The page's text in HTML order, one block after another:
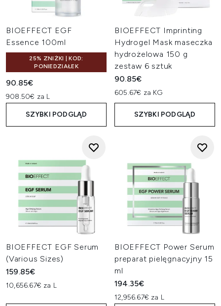
BIOEFFECT EGF
Essence 100ml
25% ZNIŻKI | KOD:
PONIEDZIAŁEK
90.85€
908.50€ za L
SZYBKI PODGLĄD
BIOEFFECT Imprinting
Hydrogel Mask maseczka
hydrożelowa 150 g
zestaw 6 sztuk
90.85€
605.67€ za KG
SZYBKI PODGLĄD
BIOEFFECT EGF Serum
(Various Sizes)
159.85€
10,656.67€ za L
BIOEFFECT Power Serum
preparat pielęgnacyjny 15
ml
194.35€
12,956.67€ za L